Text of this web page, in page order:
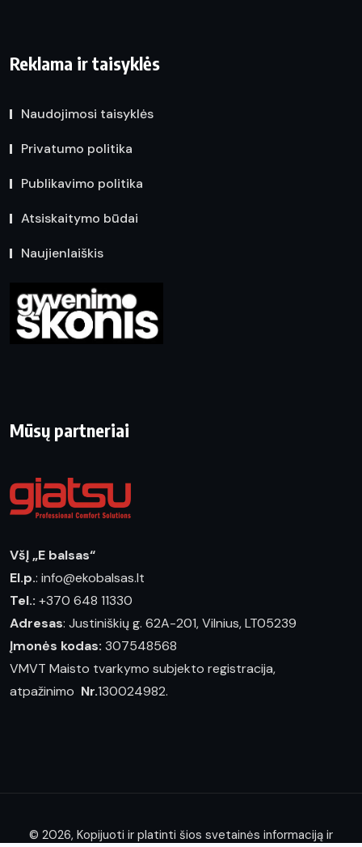
Reklama ir taisyklės
Naudojimosi taisyklės
Privatumo politika
Publikavimo politika
Atsiskaitymo būdai
Naujienlaiškis
Mūsų partneriai
VšĮ „E balsas“
El.p.: info@ekobalsas.lt
Tel.: +370 648 11330
Adresas: Justiniškių g. 62A-201, Vilnius, LT05239
Įmonės kodas: 307548568
VMVT Maisto tvarkymo subjekto registracija,
atpažinimo Nr.130024982.
© 2026, Kopijuoti ir platinti šios svetainės informaciją ir